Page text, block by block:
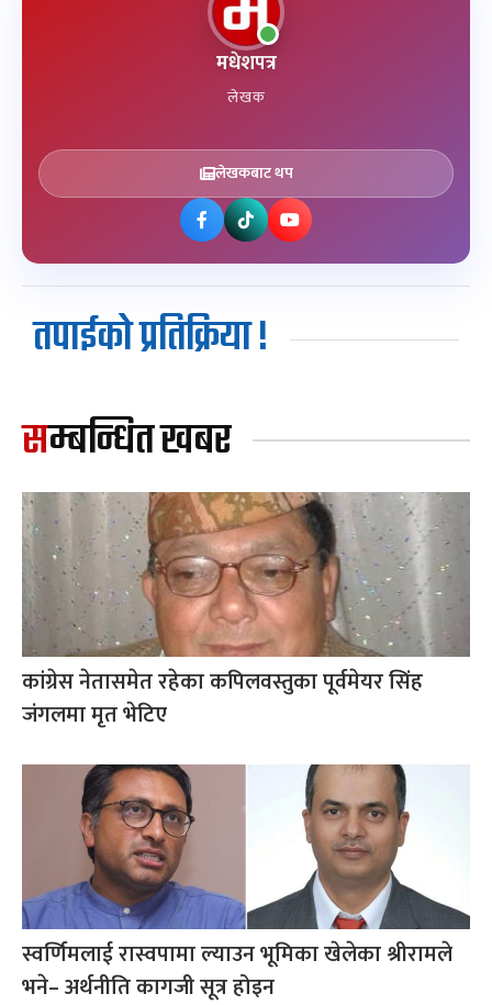
मधेशपत्र
लेखक
लेखकबाट थप
तपाईको प्रतिक्रिया !
सम्बन्धित खबर
कांग्रेस नेतासमेत रहेका कपिलवस्तुका पूर्वमेयर सिंह
जंगलमा मृत भेटिए
स्वर्णिमलाई रास्वपामा ल्याउन भूमिका खेलेका श्रीरामले
भने– अर्थनीति कागजी सूत्र होइन